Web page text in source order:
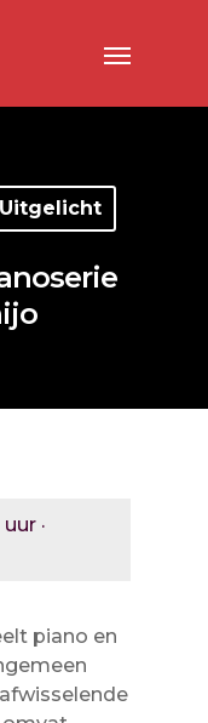
Uitgelicht
·
piano en